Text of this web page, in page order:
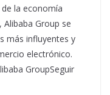
la economía
Group se
más influyentes y
electrónico.
GroupSeguir